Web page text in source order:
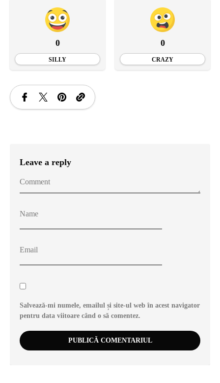
0
SILLY
0
CRAZY
Leave a reply
Salvează-mi numele, emailul și site-ul web în acest navigator
pentru data viitoare când o să comentez.